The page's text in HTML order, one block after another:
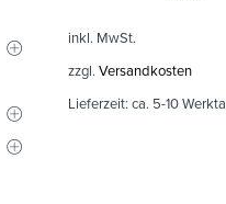
inkl. MwSt.
zzgl. Versandkosten
Lieferzeit: ca. 5-10